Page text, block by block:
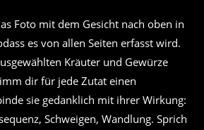
Foto mit dem Gesicht nach oben in
es von allen Seiten erfasst wird.
Kräuter und Gewürze
dir für jede Zutat einen
sie gedanklich mit ihrer Wirkung:
Schweigen, Wandlung. Sprich